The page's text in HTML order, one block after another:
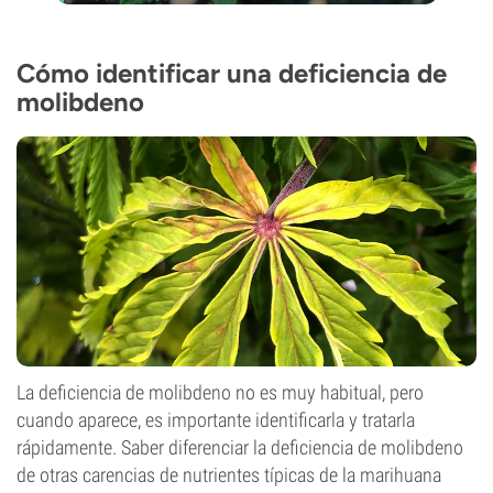
Cómo identificar una deficiencia de
molibdeno
La deficiencia de molibdeno no es muy habitual, pero
cuando aparece, es importante identificarla y tratarla
rápidamente. Saber diferenciar la deficiencia de molibdeno
de otras carencias de nutrientes típicas de la marihuana